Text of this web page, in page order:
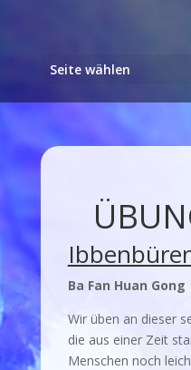
Seite wählen
Ba Fan Huan Gong
Wir üben an dieser
die aus einer Zeit
Menschen noch